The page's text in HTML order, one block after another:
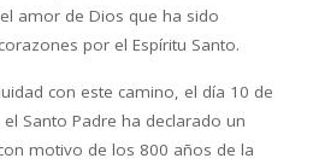
amor de Dios que ha sido
por el Espíritu Santo.
con este camino, el día 10 de
Santo Padre ha declarado un
motivo de los 800 años de la